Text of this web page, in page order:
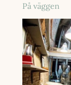
På väggen